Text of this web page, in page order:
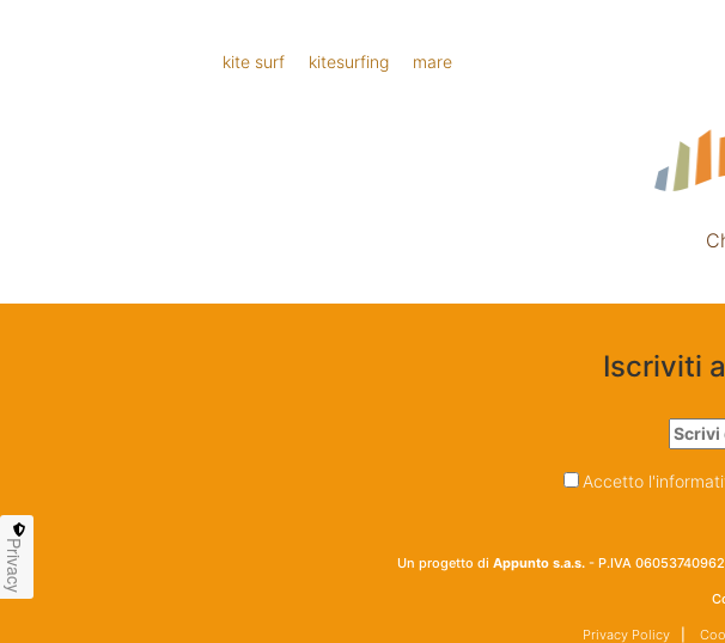
kite surf kitesurfing mare
Iscriviti
Accetto
Un progetto di Appunto s.a.s. - P.IVA
Privacy Policy|
Privacy